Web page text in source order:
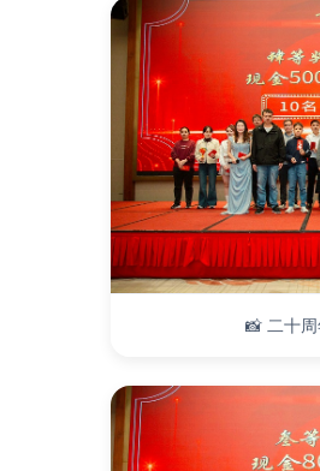
📸 二十周